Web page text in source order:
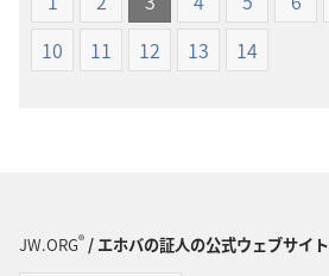
10
11 12 13 14
JW.ORG®/ エホバの証人の公式ウェブサイト